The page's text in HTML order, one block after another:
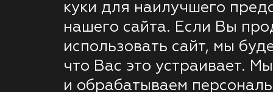
куки для наилучшего
нашего сайта. Если Вы
использовать сайт, мы
что Вас это устраивает.
и обрабатываем